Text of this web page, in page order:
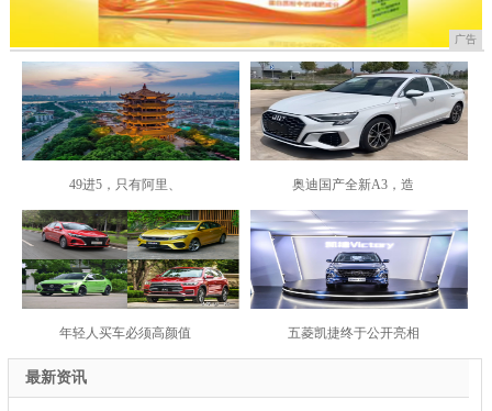
广告
49进5，只有阿里、 奥迪国产全新A3，造
年轻人买车必须高颜值 五菱凯捷终于公开亮相
最新资讯